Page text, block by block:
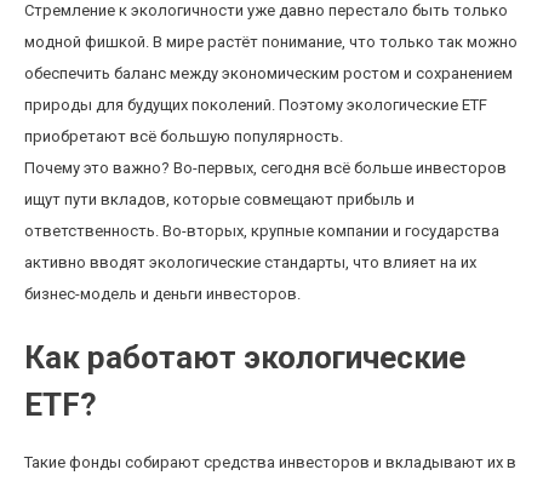
Стремление к экологичности уже давно перестало быть только
модной фишкой. В мире растёт понимание, что только так можно
обеспечить баланс между экономическим ростом и сохранением
природы для будущих поколений. Поэтому экологические ETF
приобретают всё большую популярность.
Почему это важно? Во-первых, сегодня всё больше инвесторов
ищут пути вкладов, которые совмещают прибыль и
ответственность. Во-вторых, крупные компании и государства
активно вводят экологические стандарты, что влияет на их
бизнес-модель и деньги инвесторов.
Как работают экологические
ETF?
Такие фонды собирают средства инвесторов и вкладывают их в